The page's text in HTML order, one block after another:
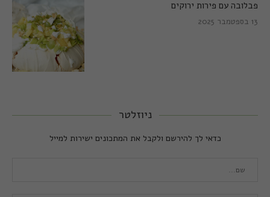
פבלובה עם פירות ירוקים
13 בספטמבר 2025
ניוזלטר
כדאי לך להירשם ולקבל את המתכונים ישירות למייל